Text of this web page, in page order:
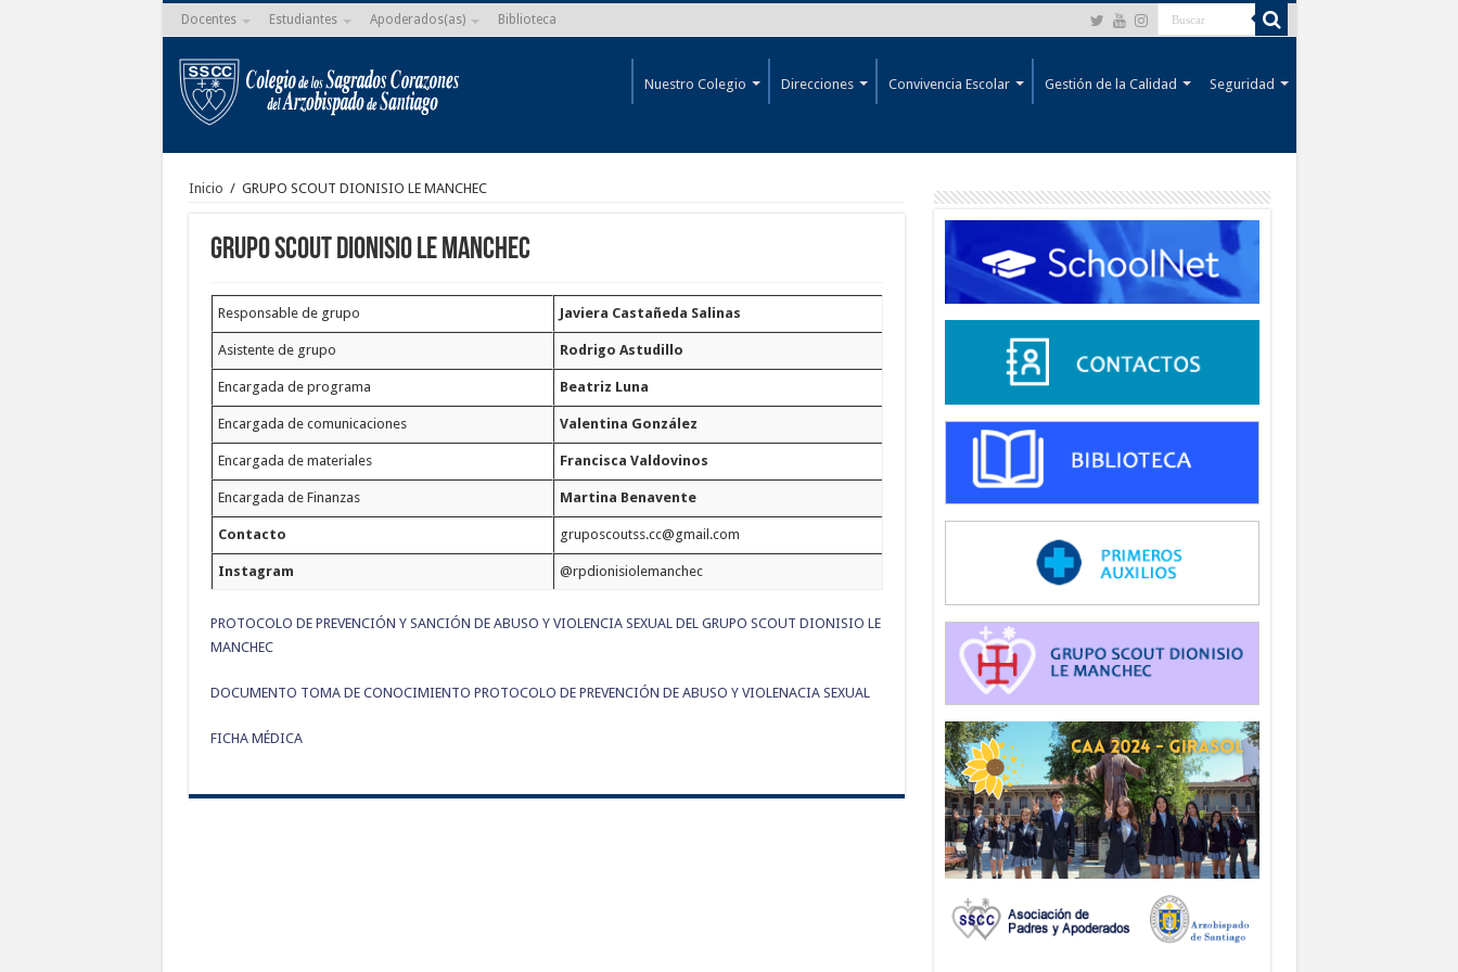
Docentes Estudiantes Apoderados(as) Biblioteca
Seguridad
Gestión de la Calidad
Convivencia Escolar
Direcciones
Nuestro Colegio
Inicio / GRUPO SCOUT DIONISIO LE MANCHEC
GRUPO SCOUT DIONISIO LE MANCHEC
Responsable de grupo Javiera Castañeda Salinas
Asistente de grupo Rodrigo Astudillo
Encargada de programa Beatriz Luna
Encargada de comunicaciones Valentina González
Encargada de materiales Francisca Valdovinos
Encargada de Finanzas Martina Benavente
Contacto gruposcoutss.cc@gmail.com
Instagram @rpdionisiolemanchec
PROTOCOLO DE PREVENCIÓN Y SANCIÓN DE ABUSO Y VIOLENCIA SEXUAL DEL GRUPO SCOUT DIONISIO LE
MANCHEC
DOCUMENTO TOMA DE CONOCIMIENTO PROTOCOLO DE PREVENCIÓN DE ABUSO Y VIOLENACIA SEXUAL
FICHA MÉDICA